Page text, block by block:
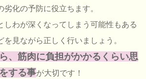
劣化の予防に役立ちます。
しわが深くなってしまう可能性もある
を見ながら正しく行いましょう。
、筋肉に負担がかかるくらい思
する事が大切です！